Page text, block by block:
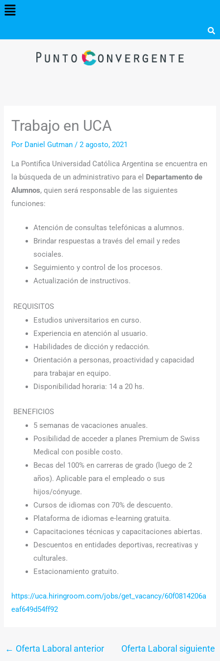
Menú
Trabajo en UCA
Por Daniel Gutman/2 agosto, 2021
La Pontifica Universidad Católica Argentina se encuentra en
la búsqueda de un administrativo para el Departamento de
Alumnos, quien será responsable de las siguientes
funciones:
Atención de consultas telefónicas a alumnos.
Brindar respuestas a través del email y redes
sociales.
Seguimiento y control de los procesos.
Actualización de instructivos.
REQUISITOS
Estudios universitarios en curso.
Experiencia en atención al usuario.
Habilidades de dicción y redacción.
Orientación a personas, proactividad y capacidad
para trabajar en equipo.
Disponibilidad horaria: 14 a 20 hs.
BENEFICIOS
5 semanas de vacaciones anuales.
Posibilidad de acceder a planes Premium de Swiss
Medical con posible costo.
Becas del 100% en carreras de grado (luego de 2
años). Aplicable para el empleado o sus
hijos/cónyuge.
Cursos de idiomas con 70% de descuento.
Plataforma de idiomas e-learning gratuita.
Capacitaciones técnicas y capacitaciones abiertas.
Descuentos en entidades deportivas, recreativas y
culturales.
Estacionamiento gratuito.
https://uca.hiringroom.com/jobs/get_vacancy/60f0814206a
eaf649d54ff92
← Oferta Laboral anterior
Oferta Laboral siguiente